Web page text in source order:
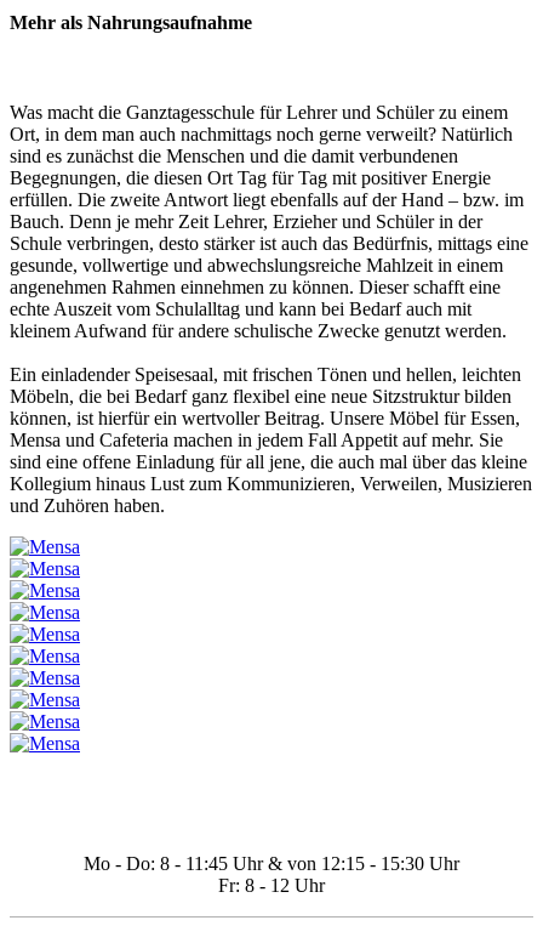
Mehr als Nahrungsaufnahme
Was macht die Ganztagesschule für Lehrer und Schüler zu einem
Ort, in dem man auch nachmittags noch gerne verweilt? Natürlich
sind es zunächst die Menschen und die damit verbundenen
Begegnungen, die diesen Ort Tag für Tag mit positiver Energie
erfüllen. Die zweite Antwort liegt ebenfalls auf der Hand – bzw. im
Bauch. Denn je mehr Zeit Lehrer, Erzieher und Schüler in der
Schule verbringen, desto stärker ist auch das Bedürfnis, mittags eine
gesunde, vollwertige und abwechslungsreiche Mahlzeit in einem
angenehmen Rahmen einnehmen zu können. Dieser schafft eine
echte Auszeit vom Schulalltag und kann bei Bedarf auch mit
kleinem Aufwand für andere schulische Zwecke genutzt werden.
Ein einladender Speisesaal, mit frischen Tönen und hellen, leichten
Möbeln, die bei Bedarf ganz flexibel eine neue Sitzstruktur bilden
können, ist hierfür ein wertvoller Beitrag. Unsere Möbel für Essen,
Mensa und Cafeteria machen in jedem Fall Appetit auf mehr. Sie
sind eine offene Einladung für all jene, die auch mal über das kleine
Kollegium hinaus Lust zum Kommunizieren, Verweilen, Musizieren
und Zuhören haben.
Mo - Do: 8 - 11:45 Uhr & von 12:15 - 15:30 Uhr
Fr: 8 - 12 Uhr